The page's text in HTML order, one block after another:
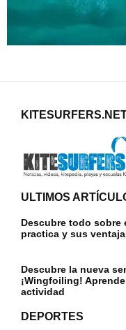
ULTIMOS
Descubre todo sobre
practica y sus
Descubre la nueva
¡Wingfoiling!
actividad
DEPORTES